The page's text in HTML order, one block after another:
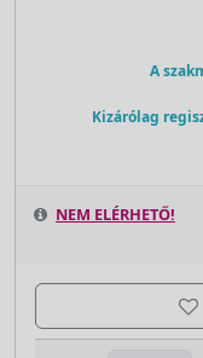
A
Kizárólag
NEM ELÉRHETŐ!